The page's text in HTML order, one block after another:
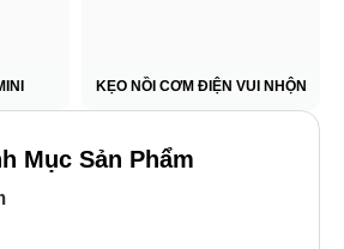
KẸO NỒI CƠM ĐIỆN VUI NHỘN
Mục Sản Phẩm